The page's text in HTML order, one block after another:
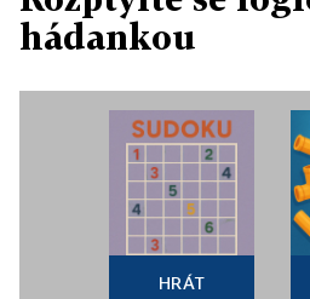
hádankou
HRÁT